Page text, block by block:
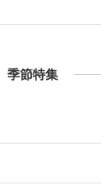
季節特集